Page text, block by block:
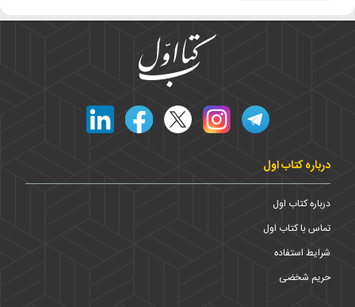
درباره کتاب اول
درباره کتاب اول
تماس با کتاب اول
شرایط استفاده
حریم شخضی